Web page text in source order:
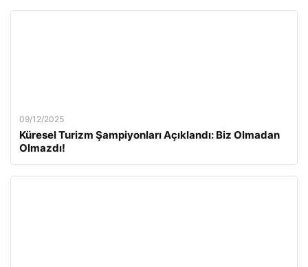
09/12/2025
Küresel Turizm Şampiyonları Açıklandı: Biz Olmadan
Olmazdı!